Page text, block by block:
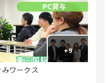
+9
ワークス